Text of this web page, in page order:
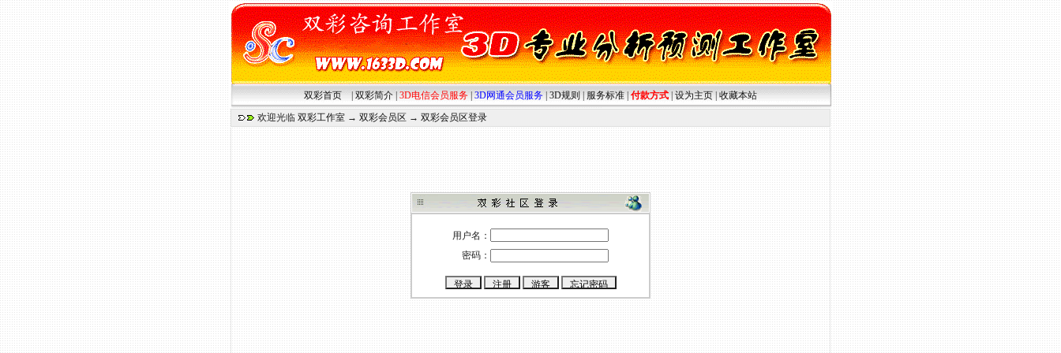
双彩首页 双彩简介 3D电信会员服务 3D网通会员服务 3D规则 服务标准 付款方式| 设为主页 收藏本站
欢迎光临 双彩工作室 → 双彩会员区 → 双彩会员区登录
用户名：
密码：